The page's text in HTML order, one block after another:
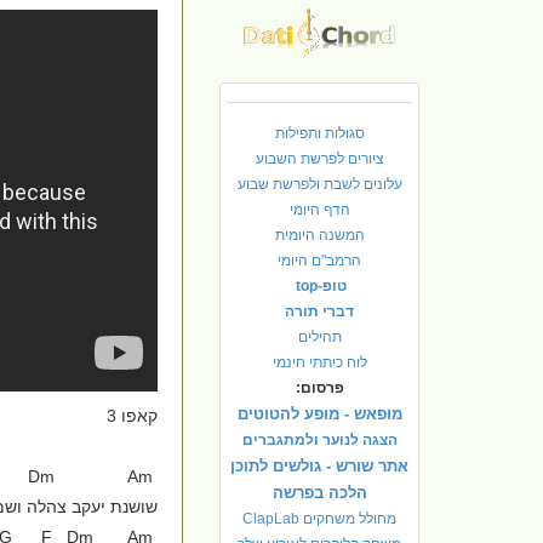
סגולות ותפילות
ציורים לפרשת השבוע
עלונים לשבת ולפרשת שבוע
הדף היומי
המשנה היומית
הרמב"ם היומי
טופ-top
דברי תורה
תהילים
לוח כיתתי חינמי
פרסום:
מופאש - מופע להטוטים
הצגה לנוער ולמתגברים
אתר שורש - גולשים לתוכן
הלכה בפרשה
מחולל משחקים ClapLab
קאפו 3
שושנת יעקב צהלה